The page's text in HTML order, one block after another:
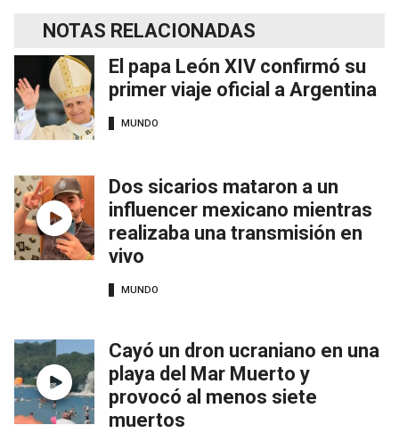
NOTAS RELACIONADAS
El papa León XIV confirmó su
primer viaje oficial a Argentina
MUNDO
Dos sicarios mataron a un
influencer mexicano mientras
realizaba una transmisión en
vivo
MUNDO
Cayó un dron ucraniano en una
playa del Mar Muerto y
provocó al menos siete
muertos